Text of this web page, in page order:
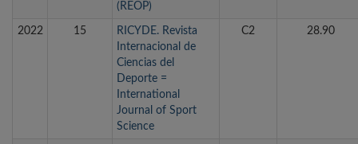
(REOP)
2022 15
RICYDE. Revista
Internacional de
Ciencias del
Deporte =
International
Journal of Sport
Science
C2 28.90